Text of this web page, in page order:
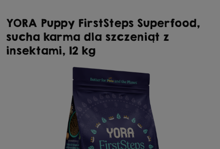
YORA Puppy FirstSteps Superfood,
sucha karma dla szczeniąt z
insektami, 12 kg